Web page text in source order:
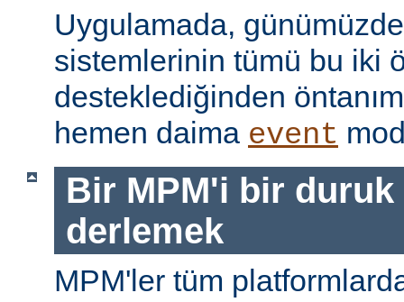
Uygulamada,
sistemlerinin tümü bu iki
desteklediğinden
hemen daima event
Bir MPM'i bir
derlemek
MPM'ler tüm